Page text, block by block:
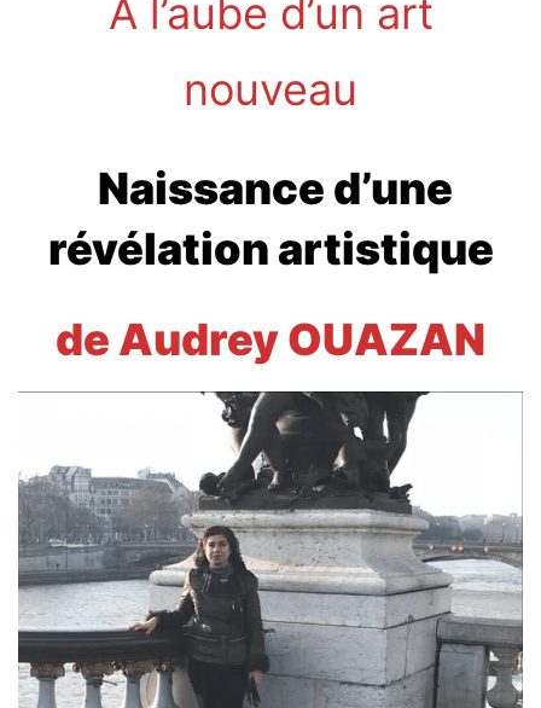
À l’aube d’un art
nouveau
Naissance d’une
révélation artistique
de Audrey OUAZAN